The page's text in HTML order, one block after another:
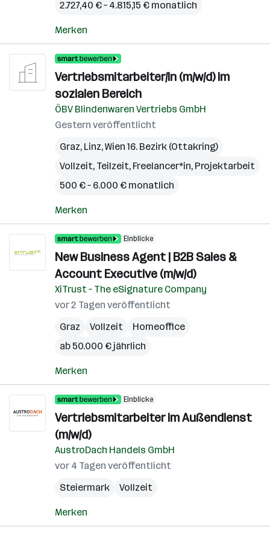
2.727,40 € – 4.815,15 € monatlich
Merken
Vertriebsmitarbeiter/in (m/w/d) im
sozialen Bereich
ÖBV Blindenwaren Vertriebs GmbH
Gestern veröffentlicht
Graz, Linz,Wien 16. Bezirk (Ottakring)
Vollzeit, Teilzeit, Freelancer*in, Projektarbeit
500 € – 6.000 € monatlich
Merken
Einblicke
New Business Agent | B2B Sales &
Account Executive (m/w/d)
XiTrust – The eSignature Company
vor 2 Tagen veröffentlicht
Graz
Vollzeit
Homeoffice
ab 50.000 € jährlich
Merken
Einblicke
Vertriebsmitarbeiter im Außendienst
(m/w/d)
AustroDach Handels GmbH
vor 4 Tagen veröffentlicht
Steiermark
Vollzeit
Merken